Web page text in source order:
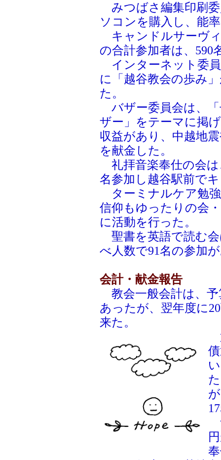
みつばさ編集印刷
ソコンを購入し、能
キャンドルサーヴ
の合計参加者は、590
インターネット委
に「越谷教会の歩み
た。
バザー委員会は、
ザー」をテーマに掲
収益があり、中越地
を献金した。
礼拝音楽奉仕の会は
名参加し越谷駅前で
ターミナルケア勉
信仰もゆったりの会
に活動を行った。
聖書を英語で読む
べ人数で91名の参加
会計・献金報告
教会一般会計は、予
あったが、翌年度に
来た。